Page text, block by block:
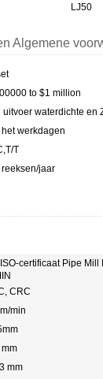
LJ50
Algemene
to $1 million
uitvoer waterdichte en
werkdagen
T
jaar
certificaat Pipe
CRC
min
mm
mm